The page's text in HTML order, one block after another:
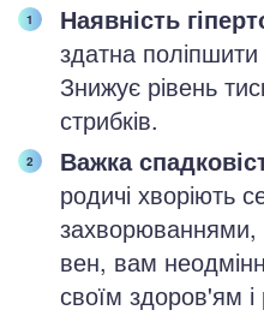
Наявність
здатна
Знижує рівень
стрибків.
Важка
родичі хворіють
захворюваннями,
вен, вам
своїм здоров'ям і